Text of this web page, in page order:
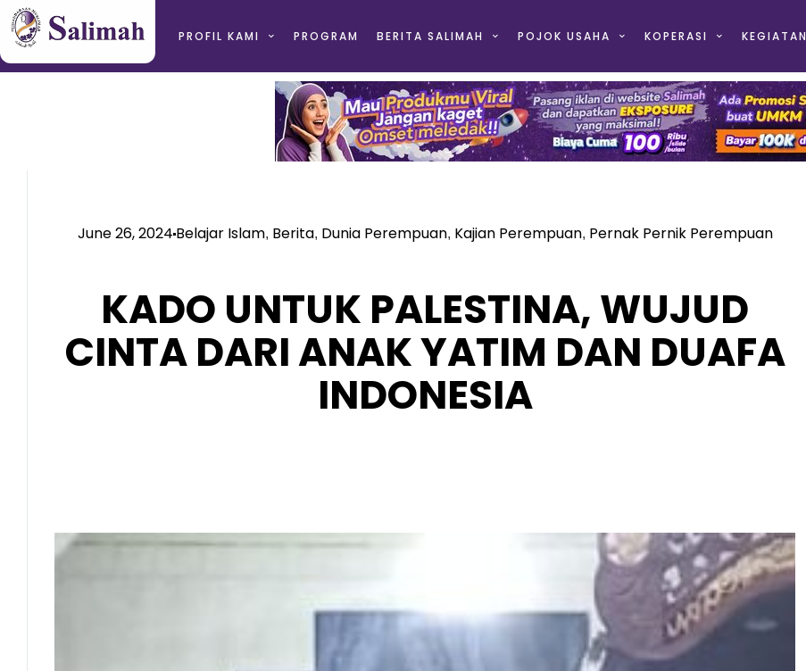
PROFIL KAMI PROGRAM BERITA SALIMAH POJOK USAHA KOPERASI KEGIATAN
June 26, 2024Belajar Islam, Berita, Dunia Perempuan, Kajian Perempuan, Pernak Pernik Perempuan
KADO UNTUK PALESTINA, WUJUD
CINTA DARI ANAK YATIM DAN DUAFA
INDONESIA